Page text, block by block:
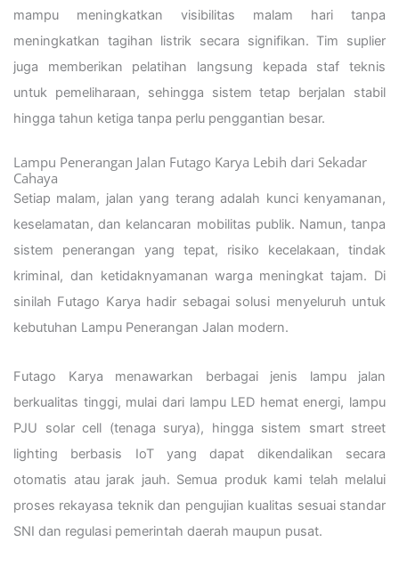
mampu meningkatkan visibilitas malam hari tanpa
meningkatkan tagihan listrik secara signifikan. Tim suplier
juga memberikan pelatihan langsung kepada staf teknis
untuk pemeliharaan, sehingga sistem tetap berjalan stabil
hingga tahun ketiga tanpa perlu penggantian besar.
Lampu Penerangan Jalan Futago Karya Lebih dari Sekadar
Cahaya
Setiap malam, jalan yang terang adalah kunci kenyamanan,
keselamatan, dan kelancaran mobilitas publik. Namun, tanpa
sistem penerangan yang tepat, risiko kecelakaan, tindak
kriminal, dan ketidaknyamanan warga meningkat tajam. Di
sinilah Futago Karya hadir sebagai solusi menyeluruh untuk
kebutuhan Lampu Penerangan Jalan modern.
Futago Karya menawarkan berbagai jenis lampu jalan
berkualitas tinggi, mulai dari lampu LED hemat energi, lampu
PJU solar cell (tenaga surya), hingga sistem smart street
lighting berbasis IoT yang dapat dikendalikan secara
otomatis atau jarak jauh. Semua produk kami telah melalui
proses rekayasa teknik dan pengujian kualitas sesuai standar
SNI dan regulasi pemerintah daerah maupun pusat.